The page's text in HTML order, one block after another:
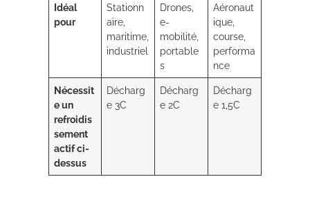
Idéal
pour
Stationn
aire,
maritime,
industriel
Drones,
e-
mobilité,
portable
s
Aéronaut
ique,
course,
performa
nce
Nécessit
e un
refroidis
sement
actif ci-
dessus
Décharg
e 3C
Décharg
e 2C
Décharg
e 1,5C